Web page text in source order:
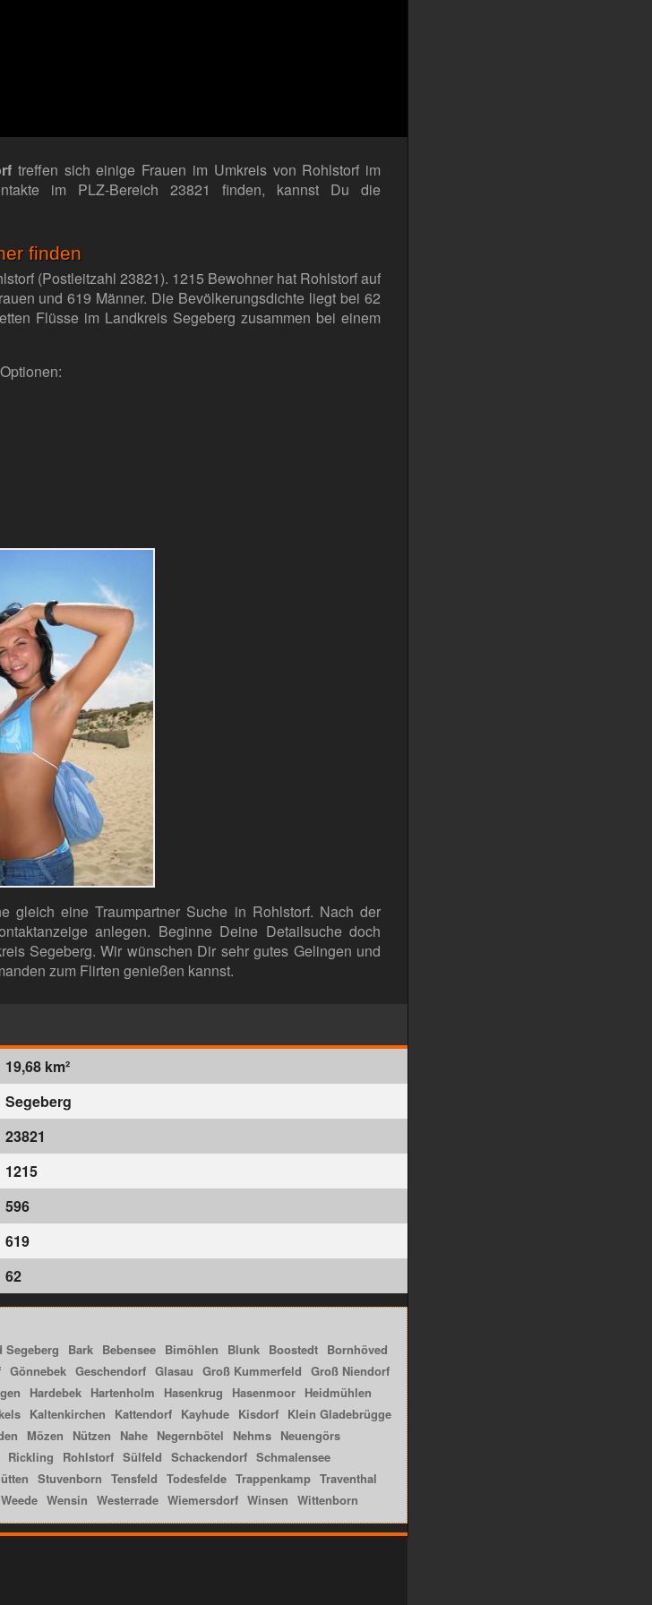
treffen sich einige Frauen im Umkreis von Rohlstorf im
im PLZ-Bereich 23821 finden, kannst Du die
finden
(Postleitzahl 23821). 1215 Bewohner hat Rohlstorf auf
und 619 Männer. Die Bevölkerungsdichte liegt bei 62
Flüsse im Landkreis Segeberg zusammen bei einem
gleich eine Traumpartner Suche in Rohlstorf. Nach der
anlegen. Beginne Deine Detailsuche doch
Segeberg. Wir wünschen Dir sehr gutes Gelingen und
zum Flirten genießen kannst.
19,68 km²
Segeberg
23821
1215
596
619
62
Segeberg Bark Bebensee Bimöhlen Blunk Boostedt Bornhöved
Gönnebek Geschendorf Glasau Groß Kummerfeld Groß Niendorf
Hardebek Hartenholm Hasenkrug Hasenmoor Heidmühlen
Kaltenkirchen Kattendorf Kayhude Kisdorf Klein Gladebrügge
Mözen Nützen Nahe Negernbötel Nehms Neuengörs
Rickling Rohlstorf Sülfeld Schackendorf Schmalensee
Stuvenborn Tensfeld Todesfelde Trappenkamp Traventhal
Weede Wensin Westerrade Wiemersdorf Winsen Wittenborn